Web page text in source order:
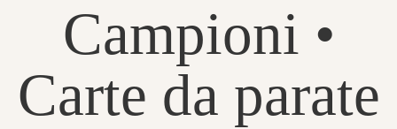
Campioni •
Carte da parate